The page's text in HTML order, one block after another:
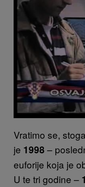
Vratimo se,
je 1998 –
euforije koja je
U te tri godine –